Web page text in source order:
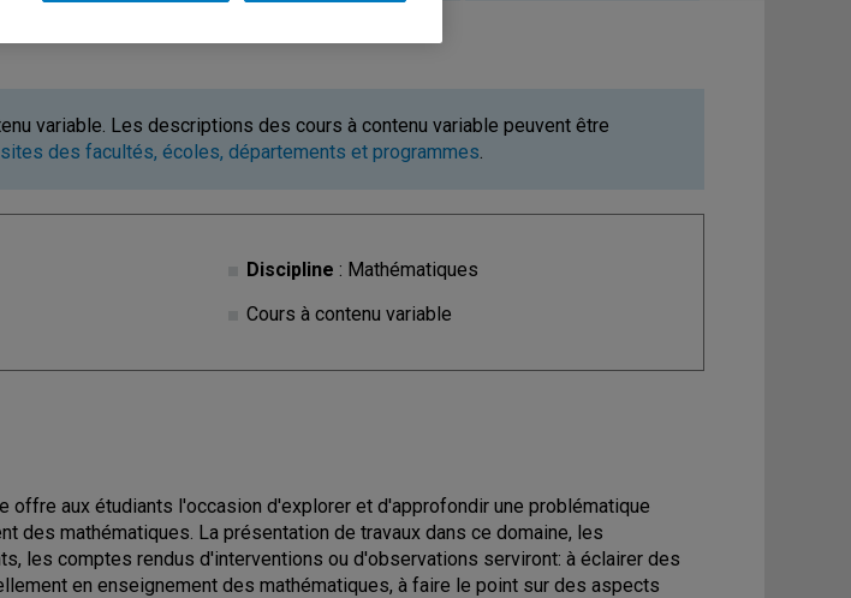
variable. Les descriptions des cours à contenu variable peuvent être
sites des facultés, écoles, départements et programmes.
Discipline : Mathématiques
Cours à contenu variable
offre aux étudiants l'occasion d'explorer et d'approfondir une problématique
des mathématiques. La présentation de travaux dans ce domaine, les
les comptes rendus d'interventions ou d'observations serviront: à éclairer des
en enseignement des mathématiques, à faire le point sur des aspects